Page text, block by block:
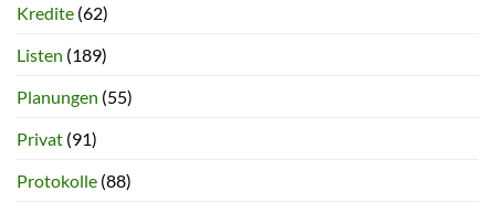
Kredite (62)
Listen (189)
Planungen (55)
Privat (91)
Protokolle (88)